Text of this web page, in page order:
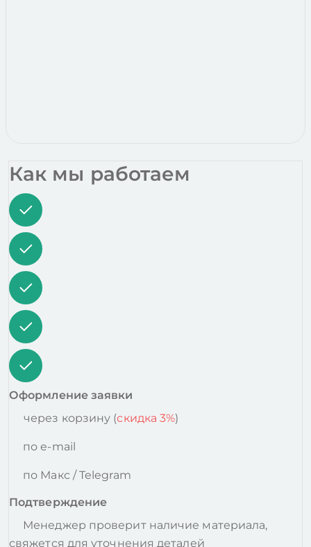
Как мы работаем
Оформление заявки
через корзину (скидка 3%)
по e-mail
по Макс / Telegram
Подтверждение
Менеджер проверит наличие материала,
свяжется для уточнения деталей